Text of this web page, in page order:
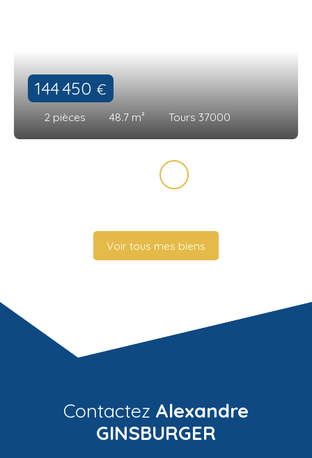
144 450 €
2 pièces 48.7 m² Tours 37000
Voir tous mes biens
Contactez Alexandre
GINSBURGER